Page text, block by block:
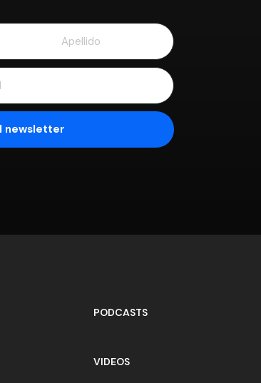
PODCASTS
VIDEOS